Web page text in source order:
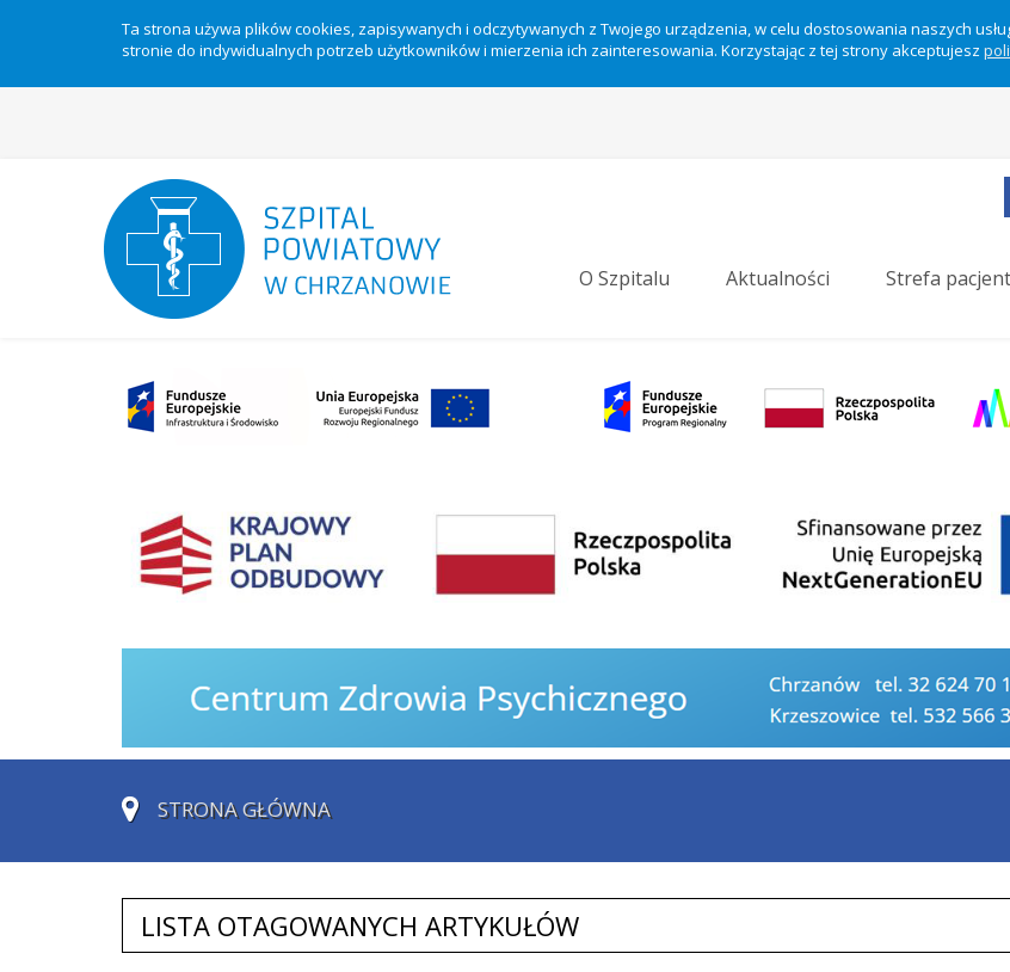
Ta strona używa plików cookies, zapisywanych i odczytywanych z Twojego urządzenia, w celu dostosowania naszych
stronie do indywidualnych potrzeb użytkowników i mierzenia ich zainteresowania. Korzystając z tej strony akceptujesz
O Szpitalu Aktualności Strefa
STRONA GŁÓWNA
LISTA OTAGOWANYCH ARTYKUŁÓW